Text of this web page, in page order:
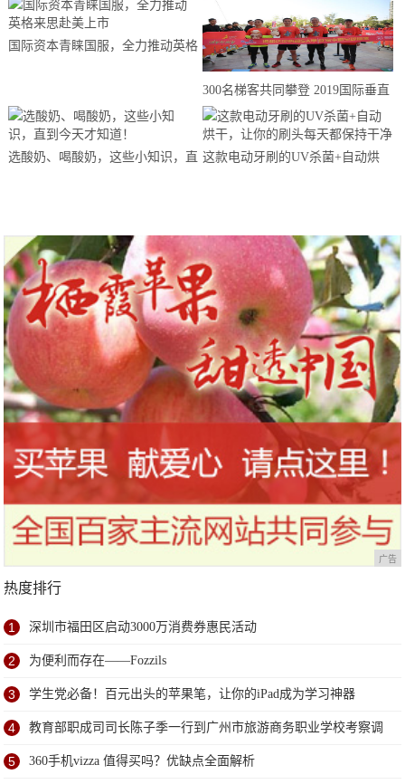
国际资本青睐国服，全力推动英格
300名梯客共同攀登 2019国际垂直
马拉松超级精英赛顺德海骏达中心
站欢乐开跑
选酸奶、喝酸奶，这些小知识，直 这款电动牙刷的UV杀菌+自动烘
广告
热度排行
1 深圳市福田区启动3000万消费券惠民活动
2 为便利而存在——Fozzils
3 学生党必备！百元出头的苹果笔，让你的iPad成为学习神器
4 教育部职成司司长陈子季一行到广州市旅游商务职业学校考察调
研
5 360手机vizza 值得买吗？优缺点全面解析